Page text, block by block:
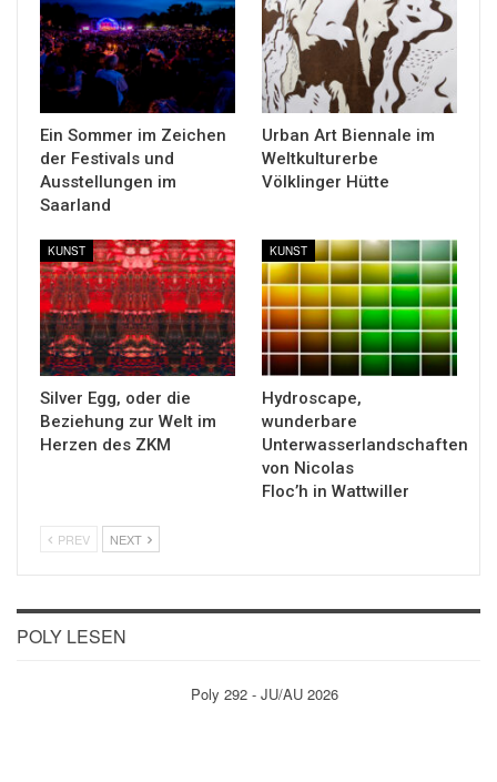
Ein Sommer im Zeichen
der Festivals und
Ausstellungen im
Saarland
Urban Art Biennale im
Weltkulturerbe
Völklinger Hütte
KUNST
Silver Egg, oder die
Beziehung zur Welt im
Herzen des ZKM
KUNST
Hydroscape,
wunderbare
Unterwasserlandschaften
von Nicolas
Floc’h in Wattwiller
PREV NEXT
POLY LESEN
Poly 292 - JU/AU 2026